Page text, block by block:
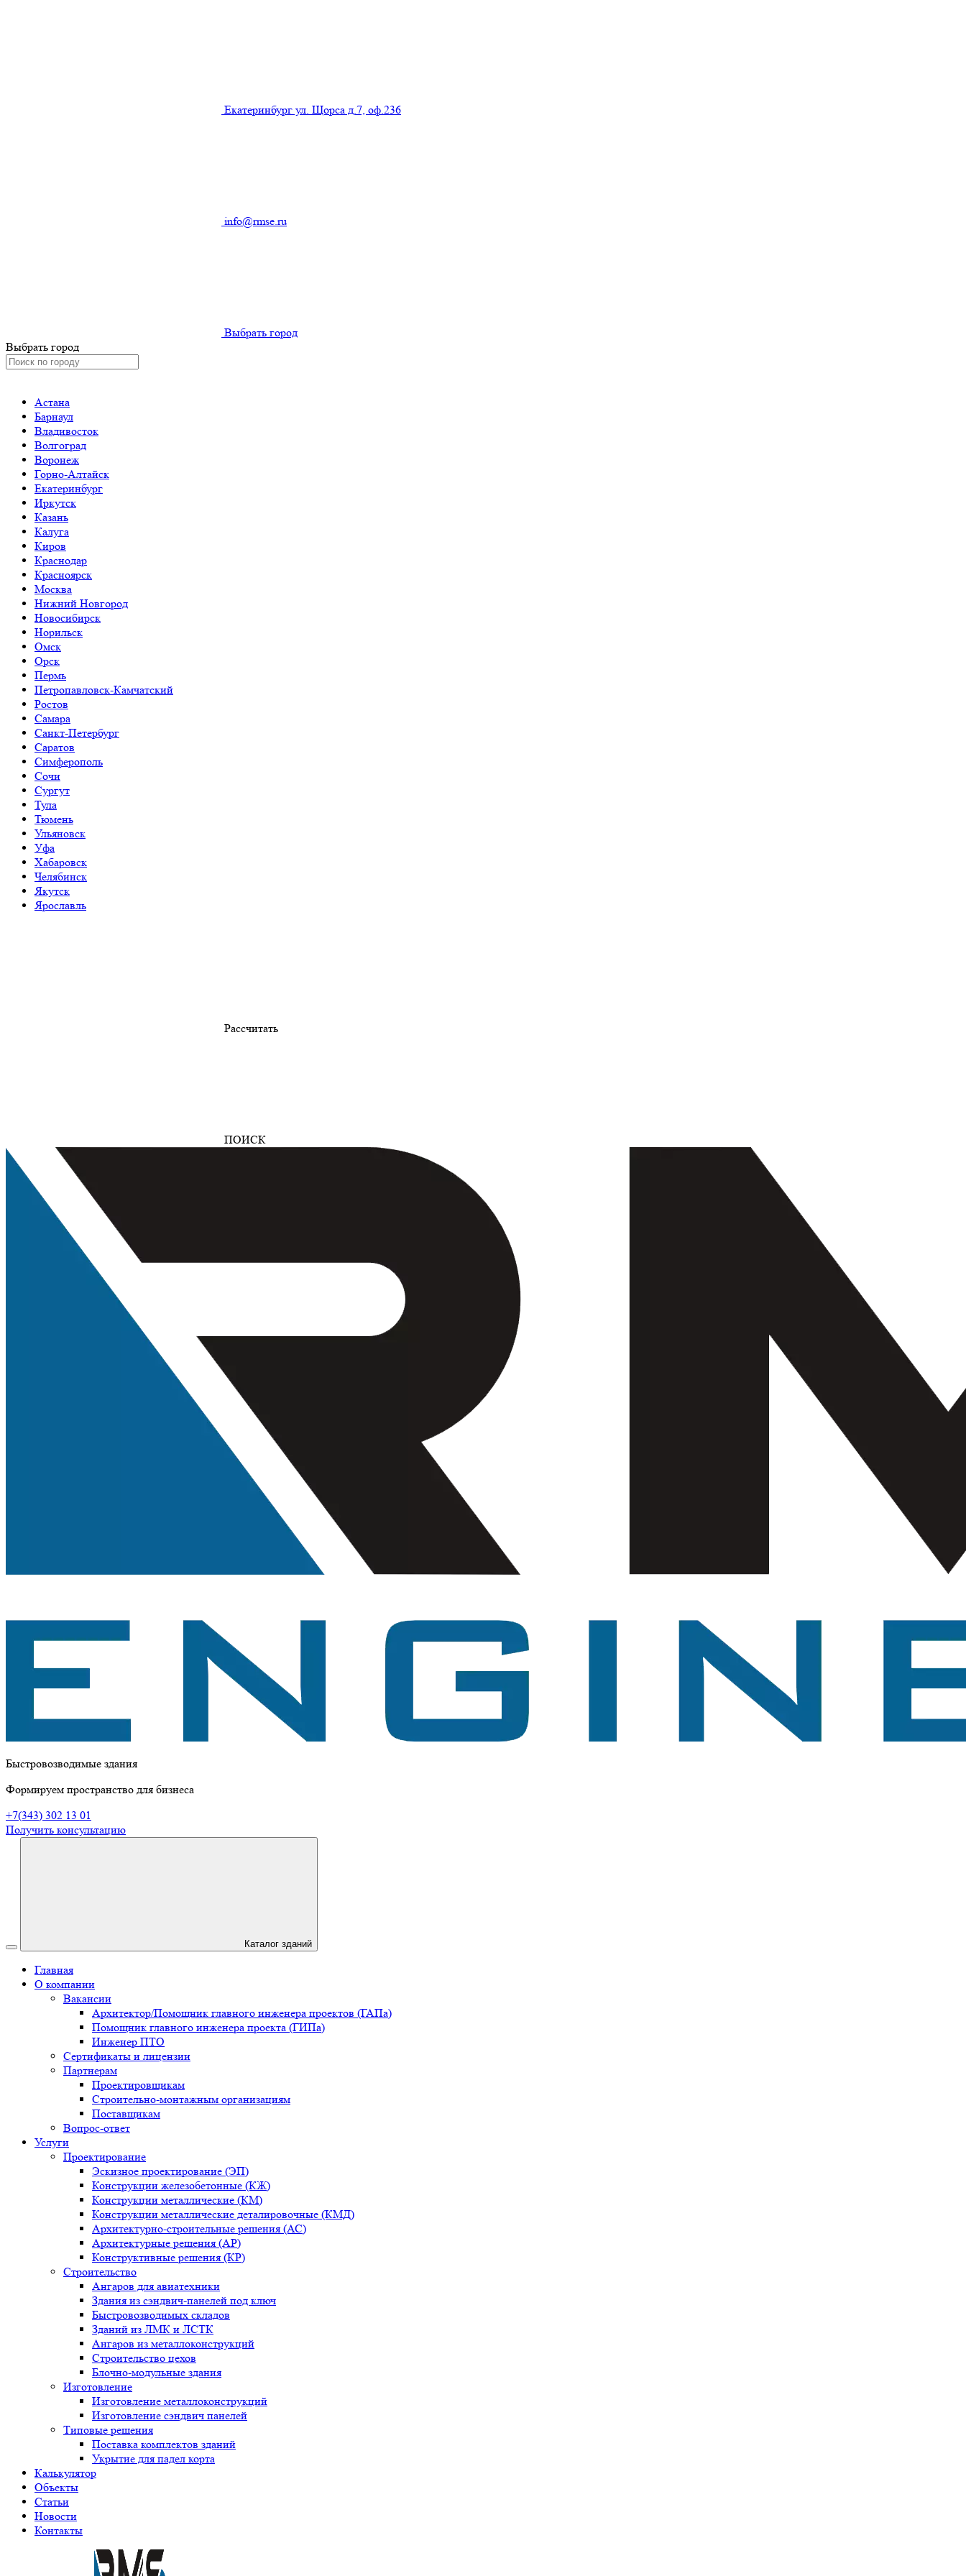
Екатеринбург ул. Щорса д.7, оф.236
info@rmse.ru
Выбрать город
Выбрать город
Астана
Барнаул
Владивосток
Волгоград
Воронеж
Горно-Алтайск
Екатеринбург
Иркутск
Казань
Калуга
Киров
Краснодар
Красноярск
Москва
Нижний Новгород
Новосибирск
Норильск
Омск
Орск
Пермь
Петропавловск-Камчатский
Ростов
Самара
Санкт-Петербург
Саратов
Симферополь
Сочи
Сургут
Тула
Тюмень
Ульяновск
Уфа
Хабаровск
Челябинск
Якутск
Ярославль
Рассчитать
ПОИСК
Быстровозводимые здания
Формируем пространство для бизнеса
+7(343) 302 13 01
Получить консультацию
Каталог зданий
Главная
О компании
Вакансии
Архитектор/Помощник главного инженера проектов (ГАПа)
Помощник главного инженера проекта (ГИПа)
Инженер ПТО
Сертификаты и лицензии
Партнерам
Проектировщикам
Строительно-монтажным организациям
Поставщикам
Вопрос-ответ
Услуги
Проектирование
Эскизное проектирование (ЭП)
Конструкции железобетонные (КЖ)
Конструкции металлические (КМ)
Конструкции металлические деталировочные (КМД)
Архитектурно-строительные решения (АС)
Архитектурные решения (АР)
Конструктивные решения (КР)
Строительство
Ангаров для авиатехники
Здания из сэндвич-панелей под ключ
Быстровозводимых складов
Зданий из ЛМК и ЛСТК
Ангаров из металлоконструкций
Строительство цехов
Блочно-модульные здания
Изготовление
Изготовление металлоконструкций
Изготовление сэндвич панелей
Типовые решения
Поставка комплектов зданий
Укрытие для падел корта
Калькулятор
Объекты
Статьи
Новости
Контакты